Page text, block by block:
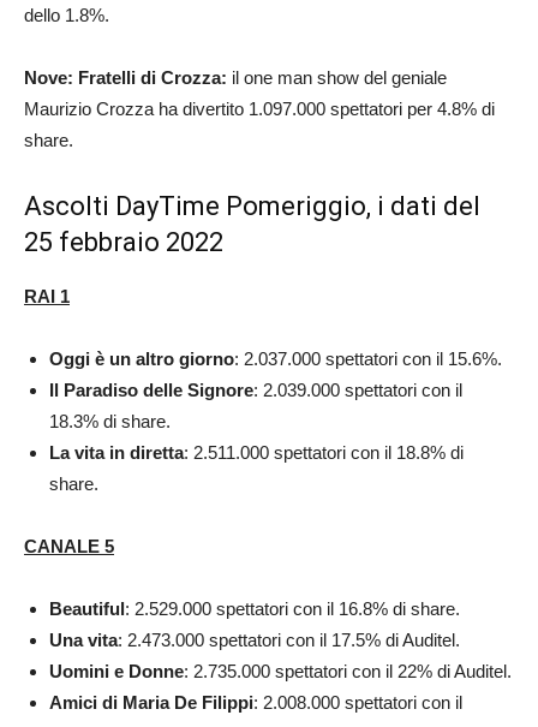
dello 1.8%.
Nove: Fratelli di Crozza: il one man show del geniale
Maurizio Crozza ha divertito 1.097.000 spettatori per 4.8% di
share.
Ascolti DayTime Pomeriggio, i dati del
25 febbraio 2022
RAI 1
Oggi è un altro giorno: 2.037.000 spettatori con il 15.6%.
Il Paradiso delle Signore: 2.039.000 spettatori con il
18.3% di share.
La vita in diretta: 2.511.000 spettatori con il 18.8% di
share.
CANALE 5
Beautiful: 2.529.000 spettatori con il 16.8% di share.
Una vita: 2.473.000 spettatori con il 17.5% di Auditel.
Uomini e Donne: 2.735.000 spettatori con il 22% di Auditel.
Amici di Maria De Filippi: 2.008.000 spettatori con il